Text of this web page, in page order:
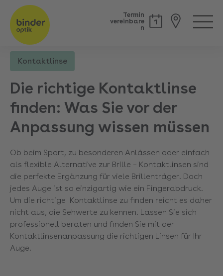
Termin
vereinbare
n
Back
Kontaktlinse
Die richtige Kontaktlinse
finden: Was Sie vor der
Anpassung wissen müssen
Ob beim Sport, zu besonderen Anlässen oder einfach
als flexible Alternative zur Brille – Kontaktlinsen sind
die perfekte Ergänzung für viele Brillenträger. Doch
jedes Auge ist so einzigartig wie ein Fingerabdruck.
Um die richtige Kontaktlinse zu finden reicht es daher
nicht aus, die Sehwerte zu kennen. Lassen Sie sich
professionell beraten und finden Sie mit der
Kontaktlinsenanpassung die richtigen Linsen für Ihr
Auge.